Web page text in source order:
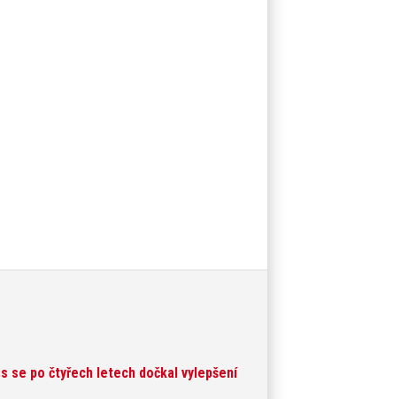
se po čtyřech letech dočkal vylepšení